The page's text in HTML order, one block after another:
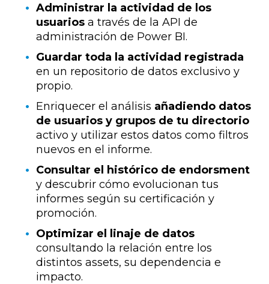
Administrar la actividad de los
usuarios a través de la API de
administración de Power BI.
Guardar toda la actividad registrada
en un repositorio de datos exclusivo y
propio.
Enriquecer el análisis añadiendo datos
de usuarios y grupos de tu directorio
activo y utilizar estos datos como filtros
nuevos en el informe.
Consultar el histórico de endorsment
y descubrir cómo evolucionan tus
informes según su certificación y
promoción.
Optimizar el linaje de datos
consultando la relación entre los
distintos assets, su dependencia e
impacto.